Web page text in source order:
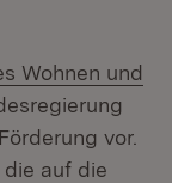
Wohnen und
neuem Fenster)
vor.
auf die